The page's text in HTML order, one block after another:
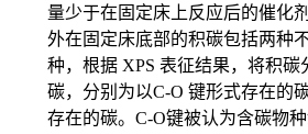
量少于在固定床上反应后的催化
外在固定床底部的积碳包括两种
种，根据 XPS 表征结果，将积碳
碳，分别为以C-O 键形式存在的
存在的碳。C-O键被认为含碳物